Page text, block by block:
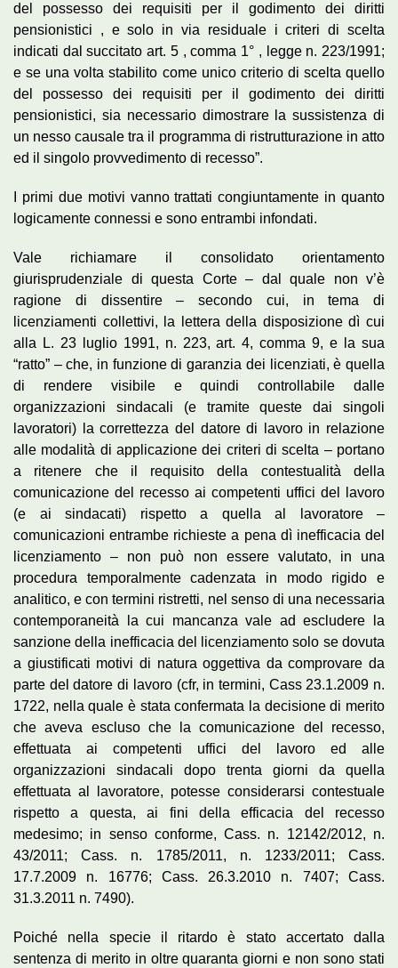
del possesso dei requisiti per il godimento dei diritti
pensionistici , e solo in via residuale i criteri di scelta
indicati dal succitato art. 5 , comma 1° , legge n. 223/1991;
e se una volta stabilito come unico criterio di scelta quello
del possesso dei requisiti per il godimento dei diritti
pensionistici, sia necessario dimostrare la sussistenza di
un nesso causale tra il programma di ristrutturazione in atto
ed il singolo provvedimento di recesso”.
I primi due motivi vanno trattati congiuntamente in quanto
logicamente connessi e sono entrambi infondati.
Vale richiamare il consolidato orientamento
giurisprudenziale di questa Corte – dal quale non v’è
ragione di dissentire – secondo cui, in tema di
licenziamenti collettivi, la lettera della disposizione dì cui
alla L. 23 luglio 1991, n. 223, art. 4, comma 9, e la sua
“ratto” – che, in funzione di garanzia dei licenziati, è quella
di rendere visibile e quindi controllabile dalle
organizzazioni sindacali (e tramite queste dai singoli
lavoratori) la correttezza del datore di lavoro in relazione
alle modalità di applicazione dei criteri di scelta – portano
a ritenere che il requisito della contestualità della
comunicazione del recesso ai competenti uffici del lavoro
(e ai sindacati) rispetto a quella al lavoratore –
comunicazioni entrambe richieste a pena dì inefficacia del
licenziamento – non può non essere valutato, in una
procedura temporalmente cadenzata in modo rigido e
analitico, e con termini ristretti, nel senso di una necessaria
contemporaneità la cui mancanza vale ad escludere la
sanzione della inefficacia del licenziamento solo se dovuta
a giustificati motivi di natura oggettiva da comprovare da
parte del datore di lavoro (cfr, in termini, Cass 23.1.2009 n.
1722, nella quale è stata confermata la decisione di merito
che aveva escluso che la comunicazione del recesso,
effettuata ai competenti uffici del lavoro ed alle
organizzazioni sindacali dopo trenta giorni da quella
effettuata al lavoratore, potesse considerarsi contestuale
rispetto a questa, ai fini della efficacia del recesso
medesimo; in senso conforme, Cass. n. 12142/2012, n.
43/2011; Cass. n. 1785/2011, n. 1233/2011; Cass.
17.7.2009 n. 16776; Cass. 26.3.2010 n. 7407; Cass.
31.3.2011 n. 7490).
Poiché nella specie il ritardo è stato accertato dalla
sentenza di merito in oltre quaranta giorni e non sono stati